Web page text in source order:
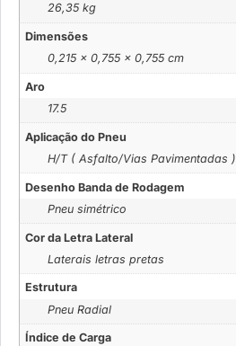
26,35 kg
Dimensões
0,215 × 0,755 × 0,755 cm
Aro
17.5
Aplicação do Pneu
H/T ( Asfalto/Vias Pavimentadas )
Desenho Banda de Rodagem
Pneu simétrico
Cor da Letra Lateral
Laterais letras pretas
Estrutura
Pneu Radial
Índice de Carga